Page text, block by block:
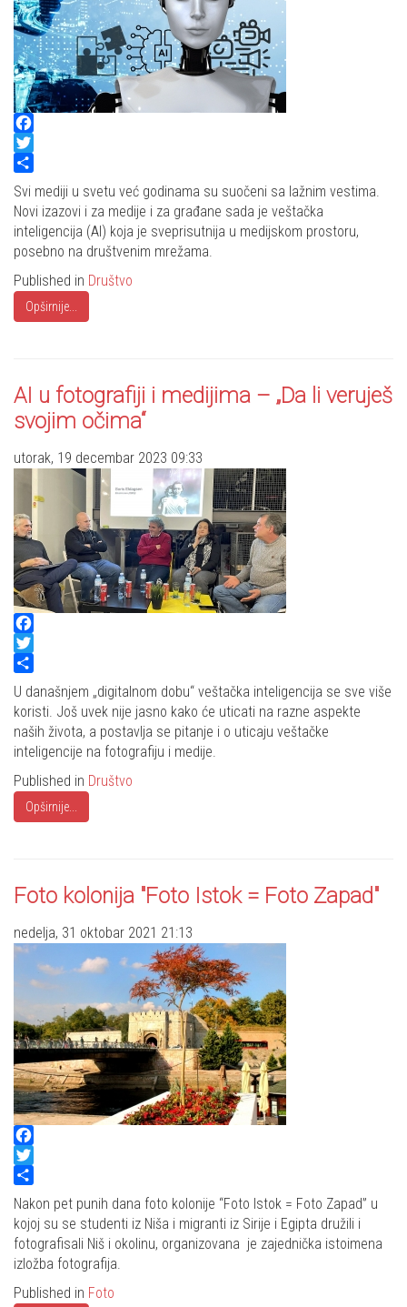
Facebook
Twitter
Share
Svi mediji u svetu već godinama su suočeni sa lažnim vestima.
Novi izazovi i za medije i za građane sada je veštačka
inteligencija (AI) koja je sveprisutnija u medijskom prostoru,
posebno na društvenim mrežama.
Published in Društvo
Opširnije...
AI u fotografiji i medijima – „Da li veruješ
svojim očima“
utorak, 19 decembar 2023 09:33
Facebook
Twitter
Share
U današnjem „digitalnom dobu“ veštačka inteligencija se sve više
koristi. Još uvek nije jasno kako će uticati na razne aspekte
naših života, a postavlja se pitanje i o uticaju veštačke
inteligencije na fotografiju i medije.
Published in Društvo
Opširnije...
Foto kolonija "Foto Istok = Foto Zapad"
nedelja, 31 oktobar 2021 21:13
Facebook
Twitter
Share
Nakon pet punih dana foto kolonije “Foto Istok = Foto Zapad” u
kojoj su se studenti iz Niša i migranti iz Sirije i Egipta družili i
fotografisali Niš i okolinu, organizovana je zajednička istoimena
izložba fotografija.
Published in Foto